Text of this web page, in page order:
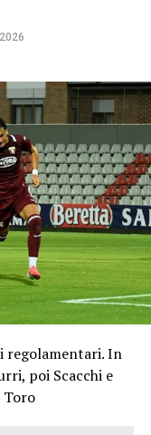
regolamentari. In
poi Scacchi e